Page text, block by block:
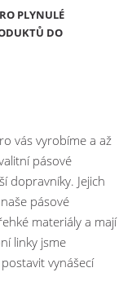
PLYNULÉ
DO
vás vyrobíme a až
pásové
dopravníky. Jejich
pásové
materiály a mají
linky jsme
vynášecí